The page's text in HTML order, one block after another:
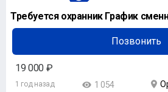
Требуется охранник График
Позвонить
19 000 ₽
1 год назад 1 054